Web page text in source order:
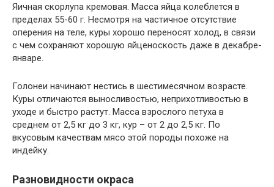
Яичная скорлупа кремовая. Масса яйца колеблется в
пределах 55-60 г. Несмотря на частичное отсутствие
оперения на теле, куры хорошо переносят холод, в связи
с чем сохраняют хорошую яйценоскость даже в декабре-
январе.
Голонеи начинают нестись в шестимесячном возрасте.
Куры отличаются выносливостью, неприхотливостью в
уходе и быстро растут. Масса взрослого петуха в
среднем от 2,5 кг до 3 кг, кур – от 2 до 2,5 кг. По
вкусовым качествам мясо этой породы похоже на
индейку.
Разновидности окраса